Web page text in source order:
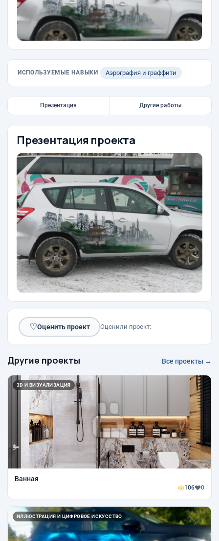
ИСПОЛЬЗУЕМЫЕ НАВЫКИ Аэрография и граффити
Презентация Другие работы
Презентация проекта
♡Оценить проект Оценили проект:
Другие проекты Все проекты →
3D И ВИЗУАЛИЗАЦИЯ
Ванная
106 0
ИЛЛЮСТРАЦИЯ И ЦИФРОВОЕ ИСКУССТВО